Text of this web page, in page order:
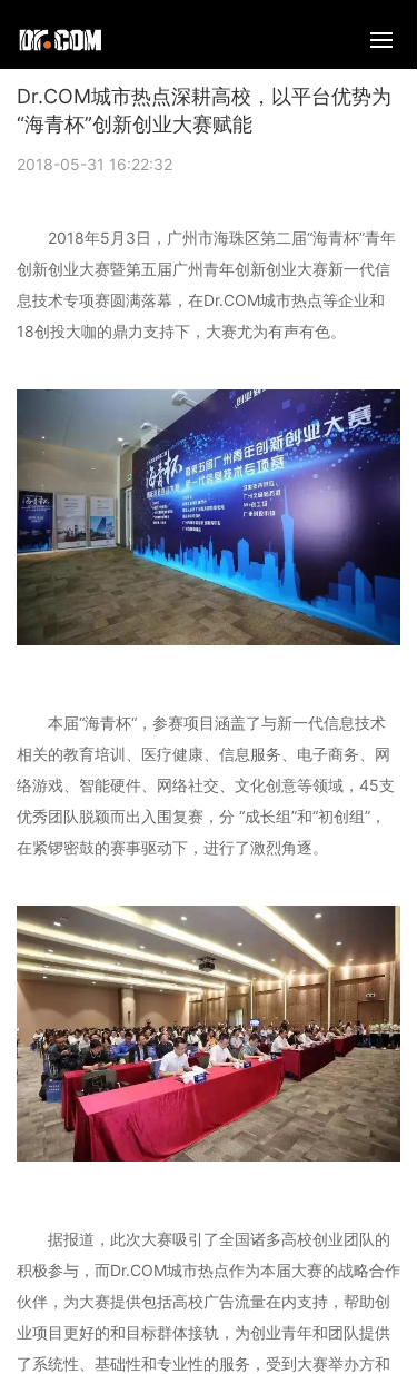
Dr.COM城市热点深耕高校，以平台优势为
“海青杯”创新创业大赛赋能
2018-05-31 16:22:32
2018年5月3日，广州市海珠区第二届“海青杯”青年
创新创业大赛暨第五届广州青年创新创业大赛新一代信
息技术专项赛圆满落幕，在Dr.COM城市热点等企业和
18创投大咖的鼎力支持下，大赛尤为有声有色。
本届“海青杯“，参赛项目涵盖了与新一代信息技术
相关的教育培训、医疗健康、信息服务、电子商务、网
络游戏、智能硬件、网络社交、文化创意等领域，45支
优秀团队脱颖而出入围复赛，分 “成长组”和“初创组”，
在紧锣密鼓的赛事驱动下，进行了激烈角逐。
据报道，此次大赛吸引了全国诸多高校创业团队的
积极参与，而Dr.COM城市热点作为本届大赛的战略合作
伙伴，为大赛提供包括高校广告流量在内支持，帮助创
业项目更好的和目标群体接轨，为创业青年和团队提供
了系统性、基础性和专业性的服务，受到大赛举办方和